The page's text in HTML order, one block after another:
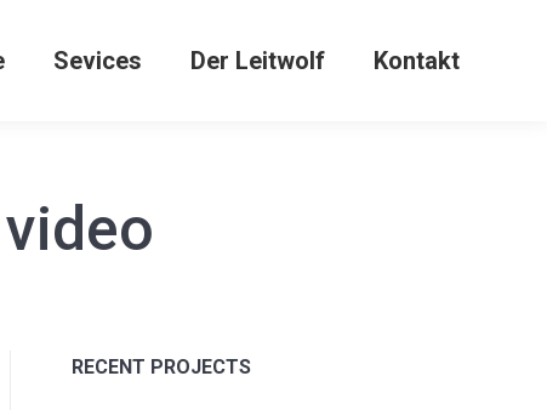
Sevices Der Leitwolf Kontakt
RECENT PROJECTS